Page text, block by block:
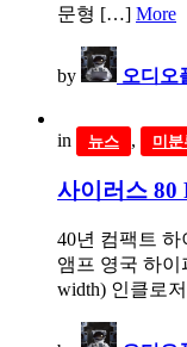
문형 […] More
by 오디오
in 뉴스 , 미분
사이러스 80
40년 컴팩트
앰프 영국 하
width) 인클로